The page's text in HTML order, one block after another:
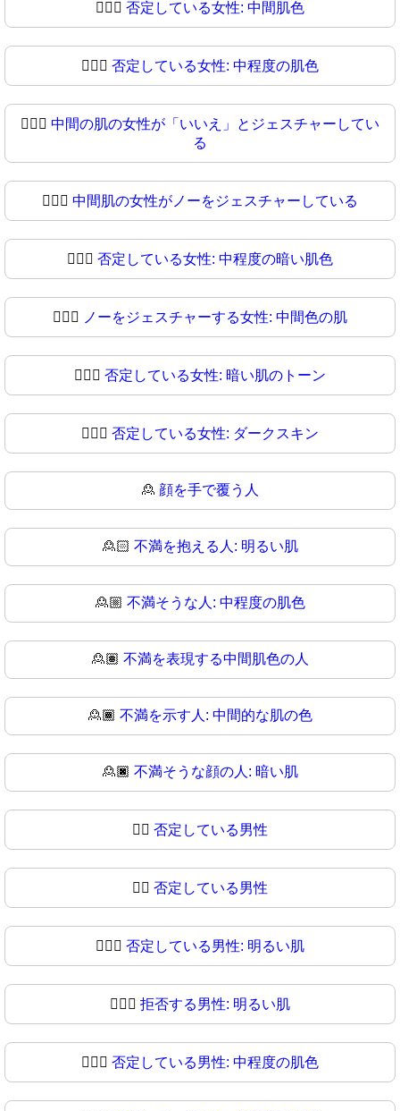
🙍🏼‍♀️ 否定している女性: 中間肌色
🙍🏼‍♀ 否定している女性: 中程度の肌色
🙍🏽‍♀️ 中間の肌の女性が「いいえ」とジェスチャーしてい
る
🙍🏽‍♀ 中間肌の女性がノーをジェスチャーしている
🙍🏾‍♀️ 否定している女性: 中程度の暗い肌色
🙍🏾‍♀ ノーをジェスチャーする女性: 中間色の肌
🙍🏿‍♀️ 否定している女性: 暗い肌のトーン
🙍🏿‍♀ 否定している女性: ダークスキン
🙎 顔を手で覆う人
🙎🏻 不満を抱える人: 明るい肌
🙎🏼 不満そうな人: 中程度の肌色
🙎🏽 不満を表現する中間肌色の人
🙎🏾 不満を示す人: 中間的な肌の色
🙎🏿 不満そうな顔の人: 暗い肌
🙎‍♂️ 否定している男性
🙎‍♂ 否定している男性
🙎🏻‍♂️ 否定している男性: 明るい肌
🙎🏻‍♂ 拒否する男性: 明るい肌
🙎🏼‍♂️ 否定している男性: 中程度の肌色